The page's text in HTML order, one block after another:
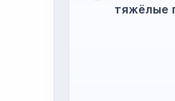
тяжёлые